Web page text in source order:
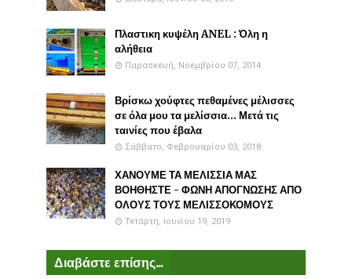
Πλαστικη κυψέλη ANEL : Όλη η
αλήθεια
Παρασκευή, Νοεμβρίου 07, 2014
Βρίσκω χούφτες πεθαμένες μέλισσες
σε όλα μου τα μελίσσια... Μετά τις
ταινίες που έβαλα
Σάββατο, Φεβρουαρίου 03, 2018
ΧΑΝΟΥΜΕ ΤΑ ΜΕΛΙΣΣΙΑ ΜΑΣ
ΒΟΗΘΗΣΤΕ - ΦΩΝΗ ΑΠΟΓΝΩΣΗΣ ΑΠΟ
ΟΛΟΥΣ ΤΟΥΣ ΜΕΛΙΣΣΟΚΟΜΟΥΣ
Τετάρτη, Ιουνίου 19, 2019
Διαβάστε επίσης...